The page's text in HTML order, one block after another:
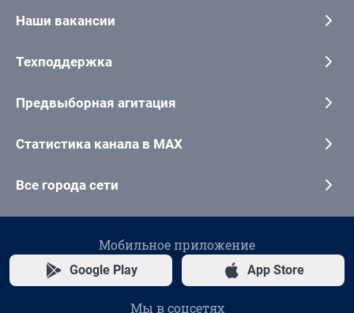
Наши вакансии
Техподдержка
Предвыборная агитация
Статистика канала в MAX
Все города сети
Мобильное приложение
Google Play App Store
Мы в соцсетях